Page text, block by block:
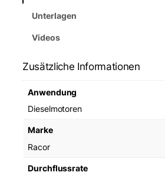
Unterlagen
Videos
Zusätzliche Informationen
Anwendung
Dieselmotoren
Marke
Racor
Durchflussrate